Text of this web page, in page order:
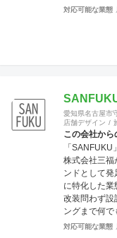
日々心がけて
いお料理・
素敵な品揃
を、私たち
ください。
ンション、店
提案力があ
には200万〜
（
からも承りま
具商 愛知県
可 第
対応可能な業態
愛知県名古屋市
店舗デザイン
この会社か
「
株式会社三福
ンドとして
に特化した業
改装問わず設
ングまで何で
リーズナブル
対応可能な業態